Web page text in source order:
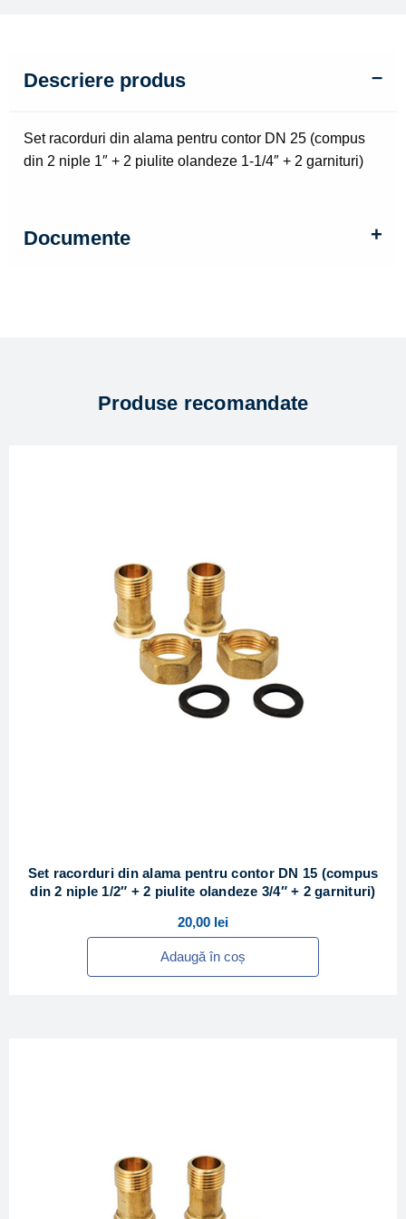
piulite
1-
1/4"
Descriere produs
Set racorduri din alama pentru contor DN 25 (compus
din 2 niple 1″ + 2 piulite olandeze 1-1/4″ + 2 garnituri)
Documente
Produse recomandate
Set racorduri din alama pentru contor DN 15 (compus
din 2 niple 1/2″ + 2 piulite olandeze 3/4″ + 2 garnituri)
20,00 lei
Adaugă în coș